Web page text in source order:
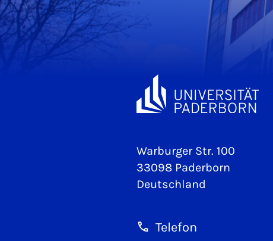
Warburger Str. 100
33098 Paderborn
Deutschland
Telefon